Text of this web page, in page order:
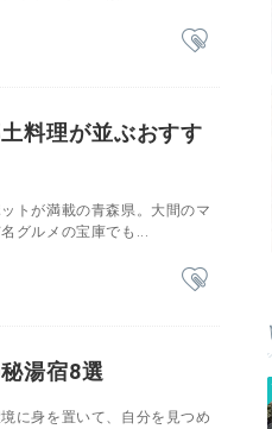
料理が並ぶおすす
トが満載の青森県。大間のマ
グルメの宝庫でも...
湯宿8選
に身を置いて、自分を見つめ